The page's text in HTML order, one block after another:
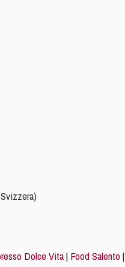
Dolce Vita| Food Salento|